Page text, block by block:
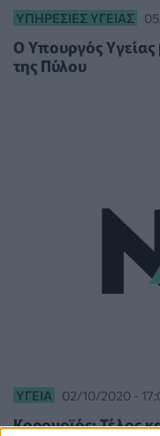
ΥΠΗΡΕΣΊΕΣ ΥΓΕΊΑΣ
Ο Υπουργός Υγείας
της Πύλου
ΥΓΕΊΑ 02/10/2020 -
Κορονοϊός: Τέλος